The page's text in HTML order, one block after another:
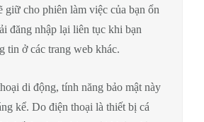
giữ cho phiên làm việc của bạn ổn
đăng nhập lại liên tục khi bạn
tin ở các trang web khác.
di động, tính năng bảo mật này
kể. Do điện thoại là thiết bị cá